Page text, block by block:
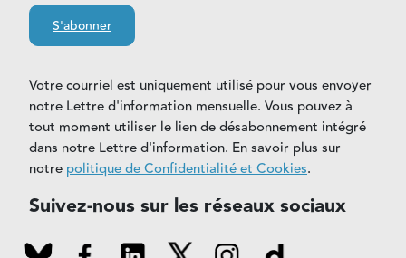
S'abonner
Votre courriel est uniquement utilisé pour vous envoyer
notre Lettre d'information mensuelle. Vous pouvez à
tout moment utiliser le lien de désabonnement intégré
dans notre Lettre d'information. En savoir plus sur
notre politique de Confidentialité et Cookies.
Suivez-nous sur les réseaux sociaux